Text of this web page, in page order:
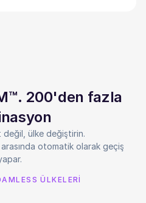
200'den fazla
değil, ülke değiştirin.
otomatik olarak geçiş
ÜLKELERİ